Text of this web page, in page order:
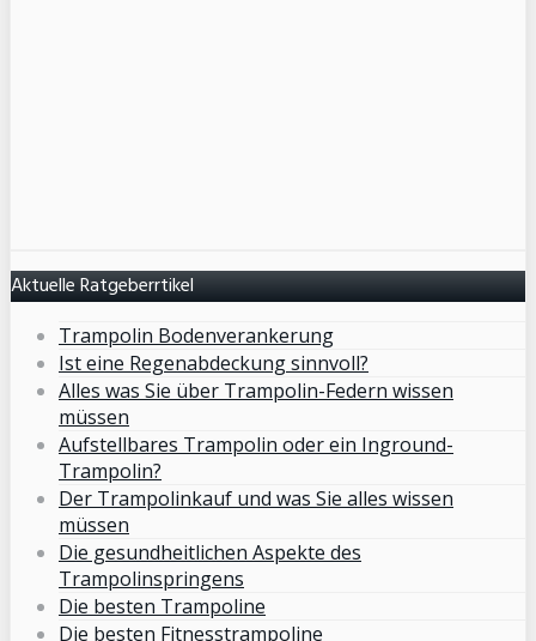
Aktuelle Ratgeberrtikel
Trampolin Bodenverankerung
Ist eine Regenabdeckung sinnvoll?
Alles was Sie über Trampolin-Federn wissen
müssen
Aufstellbares Trampolin oder ein Inground-
Trampolin?
Der Trampolinkauf und was Sie alles wissen
müssen
Die gesundheitlichen Aspekte des
Trampolinspringens
Die besten Trampoline
Die besten Fitnesstrampoline